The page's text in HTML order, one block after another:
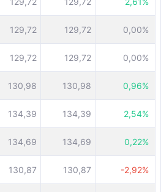
129,72 129,72 0,00%
129,72 129,72 0,00%
130,98 130,98 0,96%
134,39 134,39 2,54%
134,69 134,69 0,22%
130,87 130,87 -2,92%